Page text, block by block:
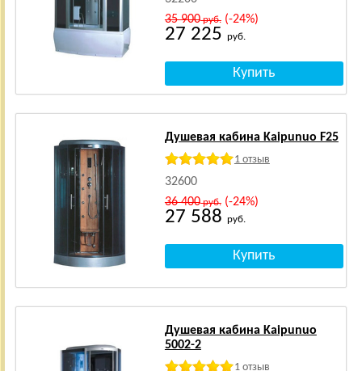
35 900руб.(-24%)
27 225 руб.
Душевая кабина Kaipunuo F25
1 отзыв
32600
36 400руб.(-24%)
27 588 руб.
Душевая кабина Kaipunuo
5002-2
1 отзыв